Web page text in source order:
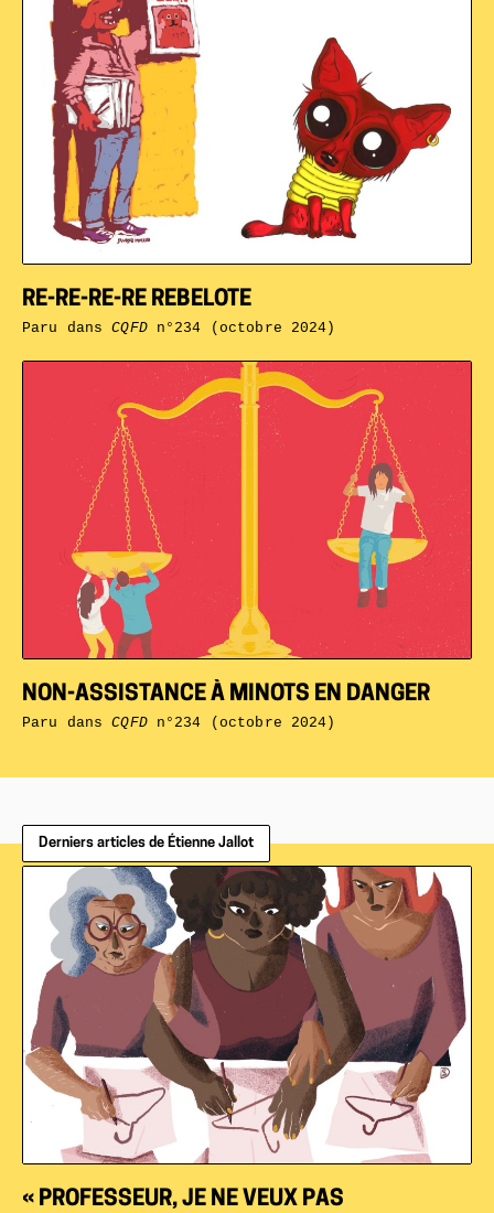
NON-ASSISTANCE À MINOTS EN DANGER
Paru dansCQFDn°234 (octobre 2024)
RE-RE-RE-RE REBELOTE
Paru dansCQFDn°234 (octobre 2024)
Derniers articles de Étienne Jallot
« PROFESSEUR, JE NE VEUX PAS